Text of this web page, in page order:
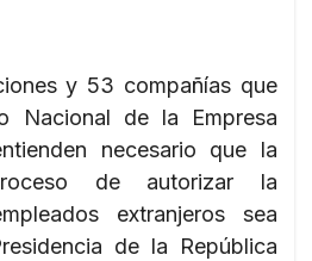
y 53 compañías que
Nacional de la Empresa
necesario que la
de autorizar la
extranjeros sea
de la República